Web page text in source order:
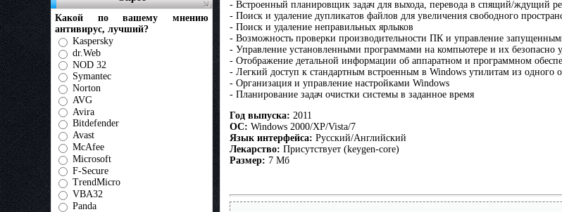
Какой по вашему мнению
антивирус, лучший?
Kaspersky
dr.Web
NOD 32
Symantec
Norton
AVG
Avira
Bitdefender
Avast
McAfee
Microsoft
F-Secure
TrendMicro
VBA32
Panda
- Встроенный планировщик задач для выхода, перевода в спящий/ждущий
- Поиск и удаление дупликатов файлов для увеличения свободного
- Поиск и удаление неправильных ярлыков
- Возможность проверки производительности ПК и управление
- Управление установленными программами на компьютере и их безопасно
- Отображение детальной информации об аппаратном и программном
- Легкий доступ к стандартным встроенным в Windows утилитам из одного
- Организация и управление настройками Windows
- Планирование задач очистки системы в заданное время
Год выпуска: 2011
ОС: Windows 2000/XP/Vista/7
Язык интерфейса: Русский/Английский
Лекарство: Присутствует (keygen-core)
Размер: 7 Мб